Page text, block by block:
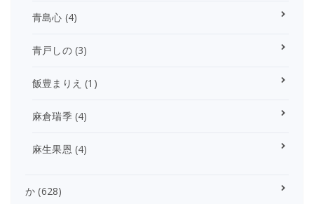
青島心 (4)
青戸しの(3)
飯豊まりえ (1)
麻倉瑞季(4)
麻生果恩 (4)
か (628)